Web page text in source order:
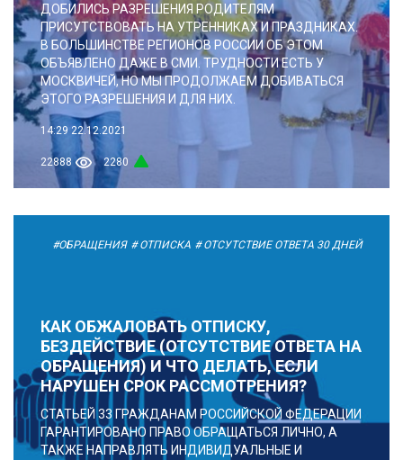
ДОБИЛИСЬ РАЗРЕШЕНИЯ РОДИТЕЛЯМ
ПРИСУТСТВОВАТЬ НА УТРЕННИКАХ И ПРАЗДНИКАХ.
В БОЛЬШИНСТВЕ РЕГИОНОВ РОССИИ ОБ ЭТОМ
ОБЪЯВЛЕНО ДАЖЕ В СМИ. ТРУДНОСТИ ЕСТЬ У
МОСКВИЧЕЙ, НО МЫ ПРОДОЛЖАЕМ ДОБИВАТЬСЯ
ЭТОГО РАЗРЕШЕНИЯ И ДЛЯ НИХ.
14:29 22.12.2021
22888 2280
#ОБРАЩЕНИЯ # ОТПИСКА # ОТСУТСТВИЕ ОТВЕТА 30 ДНЕЙ
КАК ОБЖАЛОВАТЬ ОТПИСКУ,
БЕЗДЕЙСТВИЕ (ОТСУТСТВИЕ ОТВЕТА НА
ОБРАЩЕНИЯ) И ЧТО ДЕЛАТЬ, ЕСЛИ
НАРУШЕН СРОК РАССМОТРЕНИЯ?
СТАТЬЕЙ 33 ГРАЖДАНАМ РОССИЙСКОЙ ФЕДЕРАЦИИ
ГАРАНТИРОВАНО ПРАВО ОБРАЩАТЬСЯ ЛИЧНО, А
ТАКЖЕ НАПРАВЛЯТЬ ИНДИВИДУАЛЬНЫЕ И